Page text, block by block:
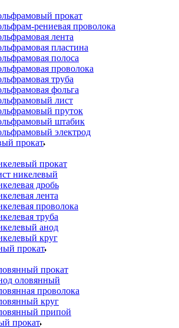
прокат
рениевая проволока
лента
пластина
полоса
проволока
труба
фольга
лист
пруток
штабик
электрод
прокат
прокат
никелевый
дробь
лента
проволока
труба
анод
круг
прокат
прокат
оловянный
проволока
круг
припой
прокат